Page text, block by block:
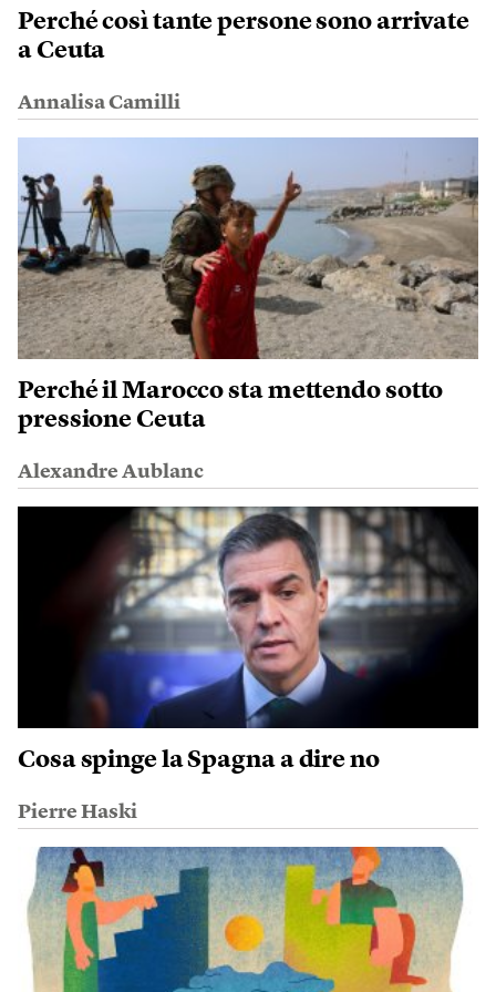
Perché così tante persone sono arrivate
a Ceuta
Annalisa Camilli
Perché il Marocco sta mettendo sotto
pressione Ceuta
Alexandre Aublanc
Cosa spinge la Spagna a dire no
Pierre Haski